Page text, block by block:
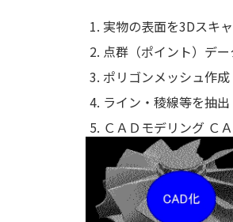
実物の表面を3Dスキ
点群（ポイント）デ
ポリゴンメッシュ作成
ライン・稜線等を抽出
ＣＡＤモデリング Ｃ